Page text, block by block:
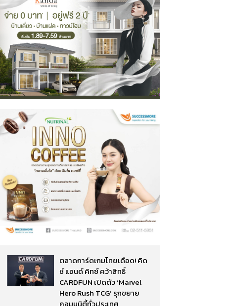
ตลาดการ์ดเกมไทยเดือด! คิด
ซ์ แอนด์ คิทซ์ คว้าสิทธิ์
CARDFUN เปิดตัว ‘Marvel
Hero Rush TCG’ รุกขยาย